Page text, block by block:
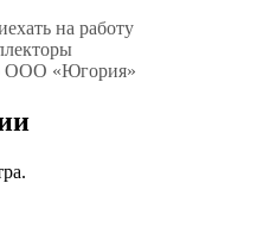
на работу
ООО «Югория»